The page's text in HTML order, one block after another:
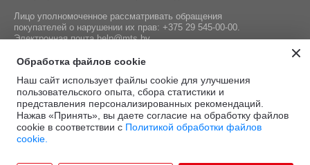
Лицо уполномоченное рассматривать обращения
покупателей о нарушении их прав: +375 29 545-00-00.
Электронная почтаhelp@mts.by
Номер телефона работников местных исполнительных и
регистрации СООО «Мобильные ТелеСистемы»,
уполномоченных рассматривать обращения покупателей:
+375 17 215-14-65
Условия
Обработка файлов cookie
Наш сайт использует файлы cookie для улучшения
пользовательского опыта, сбора статистики и
представления персонализированных рекомендаций.
Нажав «Принять», вы даете согласие на обработку файлов
cookie в соответствии с Политикой обработки файлов
cookie.